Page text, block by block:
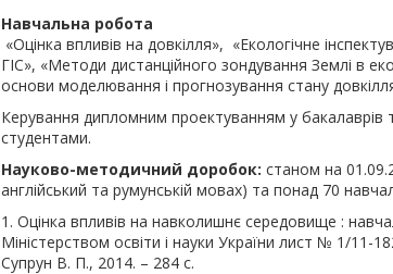
Навчальна робота
«Оцінка впливів на довкілля», «Екологічне
ГІС», «Методи дистанційного зондування Землі в
основи моделювання і прогнозування стану
Керування дипломним проектуванням у бакалаврів
студентами.
Науково-методичний доробок: станом на
англійський та румунській мовах) та понад 70
1. Оцінка впливів на навколишнє середовище :
Міністерством освіти і науки України лист № 1/11-
Супрун В. П., 2014. – 284 с.